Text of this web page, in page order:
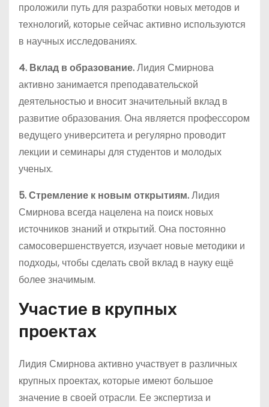
проложили путь для разработки новых методов и
технологий, которые сейчас активно используются
в научных исследованиях.
4. Вклад в образование.Лидия Смирнова
активно занимается преподавательской
деятельностью и вносит значительный вклад в
развитие образования. Она является профессором
ведущего университета и регулярно проводит
лекции и семинары для студентов и молодых
ученых.
5. Стремление к новым открытиям.Лидия
Смирнова всегда нацелена на поиск новых
источников знаний и открытий. Она постоянно
самосовершенствуется, изучает новые методики и
подходы, чтобы сделать свой вклад в науку ещё
более значимым.
Участие в крупных
проектах
Лидия Смирнова активно участвует в различных
крупных проектах, которые имеют большое
значение в своей отрасли. Ее экспертиза и